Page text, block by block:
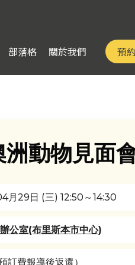
部落格 關於我們 預
洲動物見面
月29日 (三) 12:50～14:30
公室(布里斯本市中心)
訂費報導後返還）